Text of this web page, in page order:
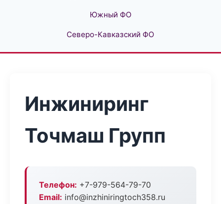
Южный ФО
Северо-Кавказский ФО
Инжиниринг
Точмаш Групп
Телефон: +7-979-564-79-70
Email: info@inzhiniringtoch358.ru